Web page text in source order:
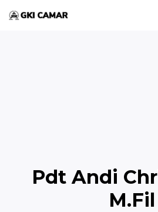
Pdt Andi
M.Fil